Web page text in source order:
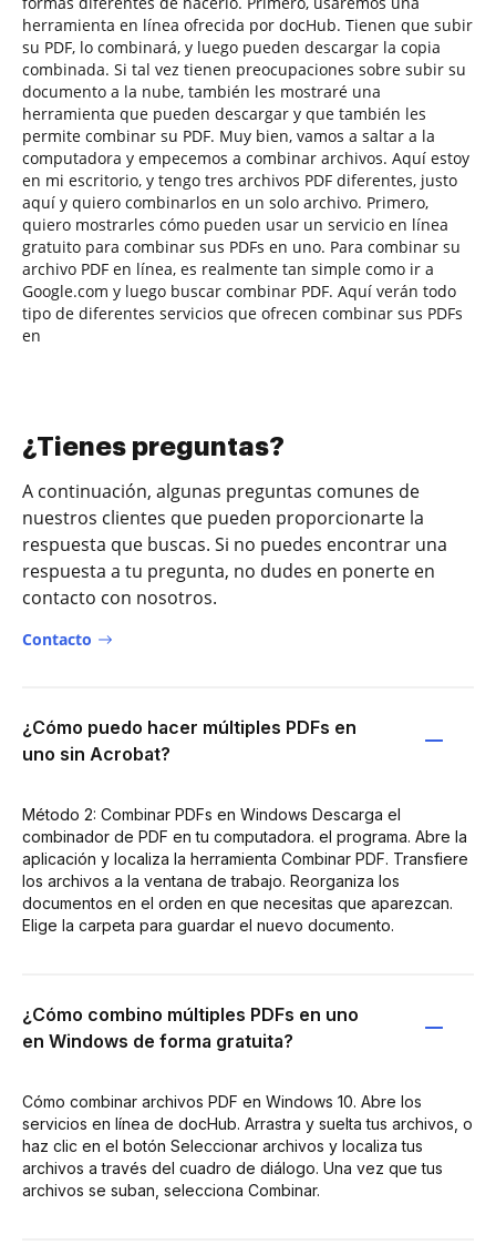
herramienta en línea ofrecida por docHub. Tienen que subir
su PDF, lo combinará, y luego pueden descargar la copia
combinada. Si tal vez tienen preocupaciones sobre subir su
documento a la nube, también les mostraré una
herramienta que pueden descargar y que también les
permite combinar su PDF. Muy bien, vamos a saltar a la
computadora y empecemos a combinar archivos. Aquí estoy
en mi escritorio, y tengo tres archivos PDF diferentes, justo
aquí y quiero combinarlos en un solo archivo. Primero,
quiero mostrarles cómo pueden usar un servicio en línea
gratuito para combinar sus PDFs en uno. Para combinar su
archivo PDF en línea, es realmente tan simple como ir a
Google.com y luego buscar combinar PDF. Aquí verán todo
tipo de diferentes servicios que ofrecen combinar sus PDFs
en
¿Tienes preguntas?
A continuación, algunas preguntas comunes de
nuestros clientes que pueden proporcionarte la
respuesta que buscas. Si no puedes encontrar una
respuesta a tu pregunta, no dudes en ponerte en
contacto con nosotros.
Contacto
¿Cómo puedo hacer múltiples PDFs en
uno sin Acrobat?
Método 2: Combinar PDFs en Windows Descarga el
combinador de PDF en tu computadora. el programa. Abre la
aplicación y localiza la herramienta Combinar PDF. Transfiere
los archivos a la ventana de trabajo. Reorganiza los
documentos en el orden en que necesitas que aparezcan.
Elige la carpeta para guardar el nuevo documento.
¿Cómo combino múltiples PDFs en uno
en Windows de forma gratuita?
Cómo combinar archivos PDF en Windows 10. Abre los
servicios en línea de docHub. Arrastra y suelta tus archivos, o
haz clic en el botón Seleccionar archivos y localiza tus
archivos a través del cuadro de diálogo. Una vez que tus
archivos se suban, selecciona Combinar.